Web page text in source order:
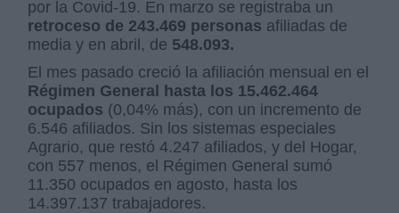
por la Covid-19. En marzo se registraba un
retroceso de 243.469 personas afiliadas de
media y en abril, de 548.093.
El mes pasado creció la afiliación mensual en el
Régimen General hasta los 15.462.464
ocupados (0,04% más), con un incremento de
6.546 afiliados. Sin los sistemas especiales
Agrario, que restó 4.247 afiliados, y del Hogar,
con 557 menos, el Régimen General sumó
11.350 ocupados en agosto, hasta los
14.397.137 trabajadores.